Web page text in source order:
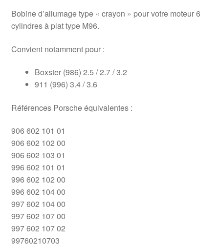
Bobine d’allumage type « crayon » pour votre moteur 6
cylindres à plat type M96.
Convient notamment pour :
Boxster (986) 2.5 / 2.7 / 3.2
911 (996) 3.4 / 3.6
Références Porsche équivalentes :
906 602 101 01
906 602 102 00
906 602 103 01
996 602 101 01
996 602 102 00
996 602 104 00
997 602 104 00
997 602 107 00
997 602 107 02
99760210703